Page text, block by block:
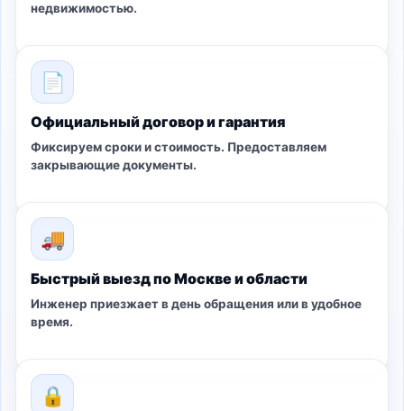
недвижимостью.
📄
Официальный договор и гарантия
Фиксируем сроки и стоимость. Предоставляем
закрывающие документы.
🚚
Быстрый выезд по Москве и области
Инженер приезжает в день обращения или в удобное
время.
🔒